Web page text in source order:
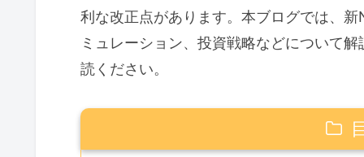
利な改正点があります。本ブログでは、
ミュレーション、投資戦略などについて
読ください。